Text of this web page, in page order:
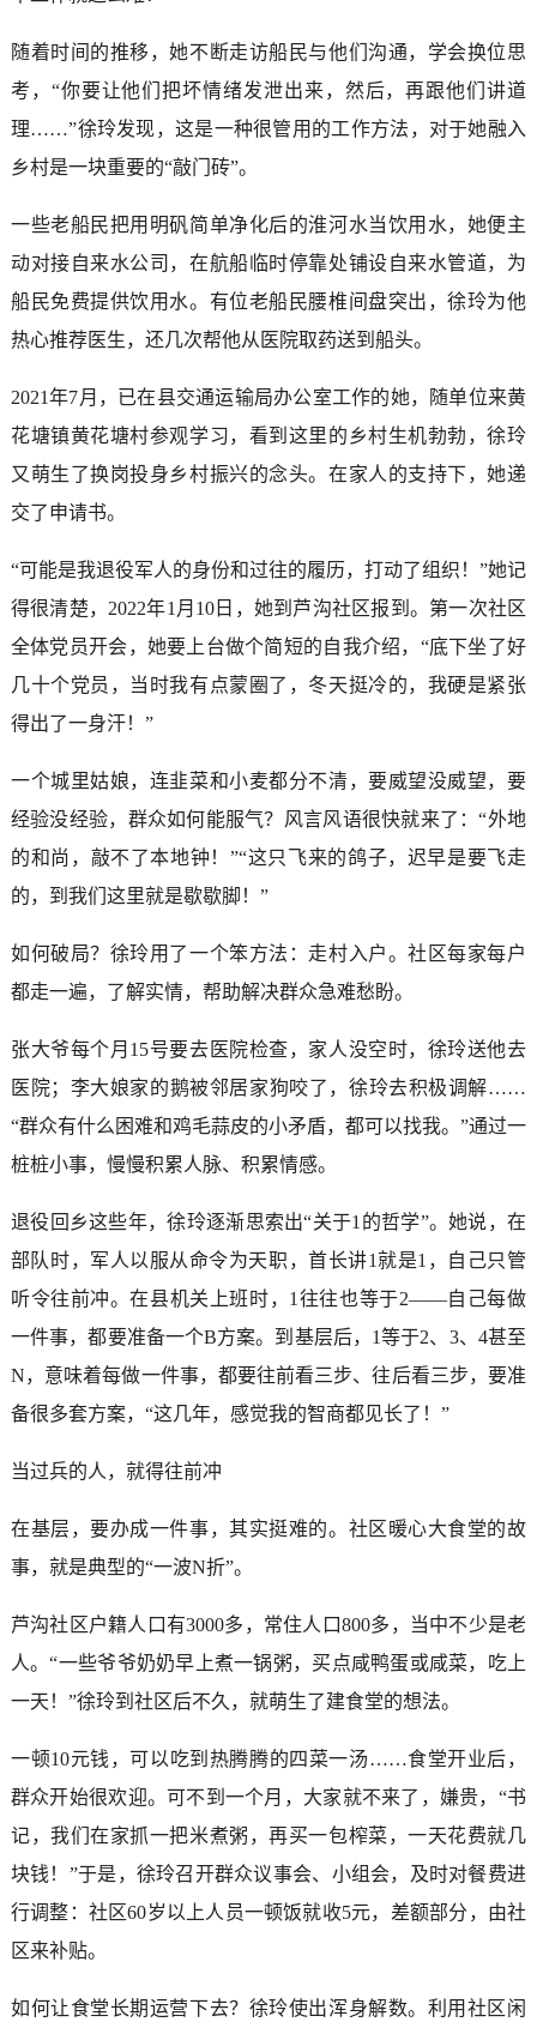
随着时间的推移，她不断走访船民与他们沟通，学会换位思
考，“你要让他们把坏情绪发泄出来，然后，再跟他们讲道
理……”徐玲发现，这是一种很管用的工作方法，对于她融入
乡村是一块重要的“敲门砖”。
一些老船民把用明矾简单净化后的淮河水当饮用水，她便主
动对接自来水公司，在航船临时停靠处铺设自来水管道，为
船民免费提供饮用水。有位老船民腰椎间盘突出，徐玲为他
热心推荐医生，还几次帮他从医院取药送到船头。
2021年7月，已在县交通运输局办公室工作的她，随单位来黄
花塘镇黄花塘村参观学习，看到这里的乡村生机勃勃，徐玲
又萌生了换岗投身乡村振兴的念头。在家人的支持下，她递
交了申请书。
“可能是我退役军人的身份和过往的履历，打动了组织！”她记
得很清楚，2022年1月10日，她到芦沟社区报到。第一次社区
全体党员开会，她要上台做个简短的自我介绍，“底下坐了好
几十个党员，当时我有点蒙圈了，冬天挺冷的，我硬是紧张
得出了一身汗！”
一个城里姑娘，连韭菜和小麦都分不清，要威望没威望，要
经验没经验，群众如何能服气？风言风语很快就来了：“外地
的和尚，敲不了本地钟！”“这只飞来的鸽子，迟早是要飞走
的，到我们这里就是歇歇脚！”
如何破局？徐玲用了一个笨方法：走村入户。社区每家每户
都走一遍，了解实情，帮助解决群众急难愁盼。
张大爷每个月15号要去医院检查，家人没空时，徐玲送他去
医院；李大娘家的鹅被邻居家狗咬了，徐玲去积极调解……
“群众有什么困难和鸡毛蒜皮的小矛盾，都可以找我。”通过一
桩桩小事，慢慢积累人脉、积累情感。
退役回乡这些年，徐玲逐渐思索出“关于1的哲学”。她说，在
部队时，军人以服从命令为天职，首长讲1就是1，自己只管
听令往前冲。在县机关上班时，1往往也等于2——自己每做
一件事，都要准备一个B方案。到基层后，1等于2、3、4甚至
N，意味着每做一件事，都要往前看三步、往后看三步，要准
备很多套方案，“这几年，感觉我的智商都见长了！”
当过兵的人，就得往前冲
在基层，要办成一件事，其实挺难的。社区暖心大食堂的故
事，就是典型的“一波N折”。
芦沟社区户籍人口有3000多，常住人口800多，当中不少是老
人。“一些爷爷奶奶早上煮一锅粥，买点咸鸭蛋或咸菜，吃上
一天！”徐玲到社区后不久，就萌生了建食堂的想法。
一顿10元钱，可以吃到热腾腾的四菜一汤……食堂开业后，
群众开始很欢迎。可不到一个月，大家就不来了，嫌贵，“书
记，我们在家抓一把米煮粥，再买一包榨菜，一天花费就几
块钱！”于是，徐玲召开群众议事会、小组会，及时对餐费进
行调整：社区60岁以上人员一顿饭就收5元，差额部分，由社
区来补贴。
如何让食堂长期运营下去？徐玲使出浑身解数。利用社区闲